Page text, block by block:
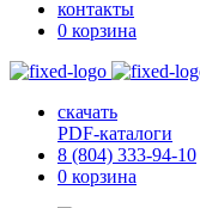
контакты
0 корзина
скачать
PDF-каталоги
8 (804) 333-94-10
0 корзина